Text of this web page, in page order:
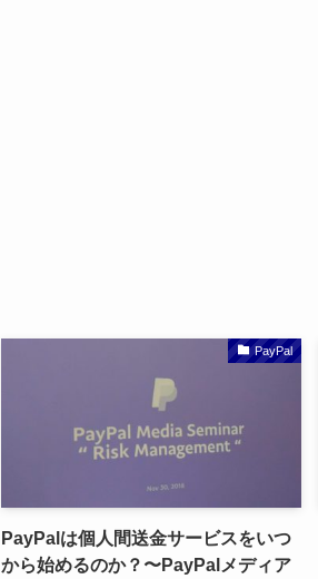
PayPal
PayPalは個人間送金サービスをいつ
から始めるのか？〜PayPalメディア